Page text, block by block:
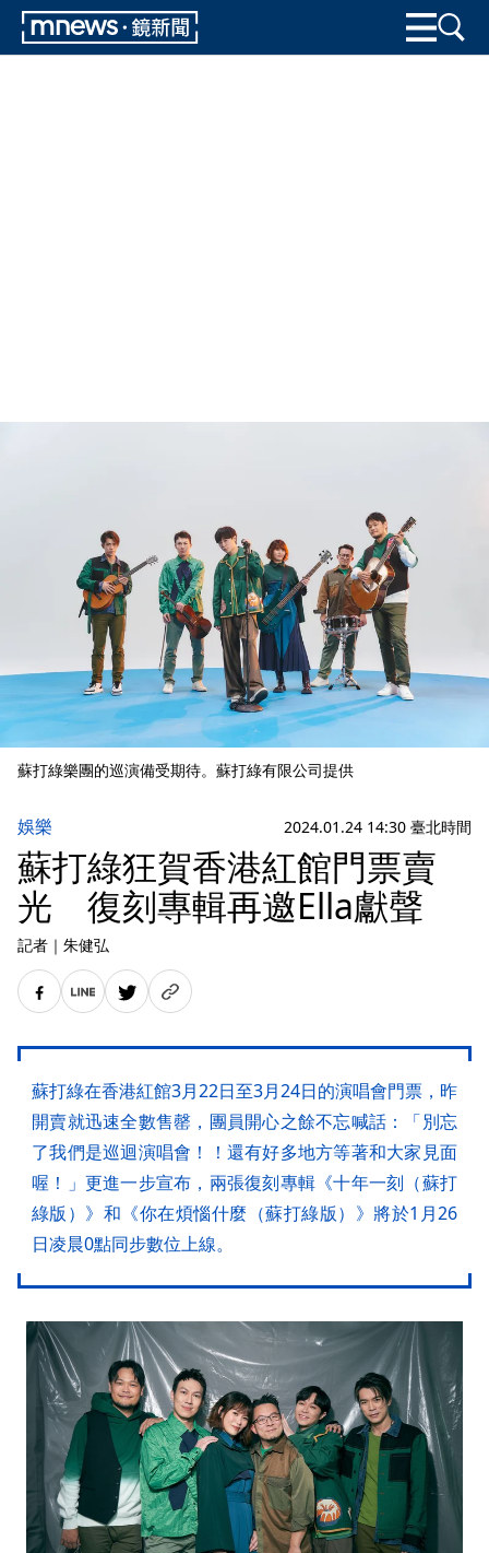
蘇打綠樂團的巡演備受期待。蘇打綠有限公司提供
娛樂 2024.01.24 14:30 臺北時間
蘇打綠狂賀香港紅館門票賣
光 復刻專輯再邀Ella獻聲
記者 ｜ 朱健弘
蘇打綠在香港紅館3月22日至3月24日的演唱會門票，昨
開賣就迅速全數售罄，團員開心之餘不忘喊話：「別忘
了我們是巡迴演唱會！！還有好多地方等著和大家見面
喔！」更進一步宣布，兩張復刻專輯《十年一刻（蘇打
綠版）》和《你在煩惱什麼（蘇打綠版）》將於1月26
日凌晨0點同步數位上線。